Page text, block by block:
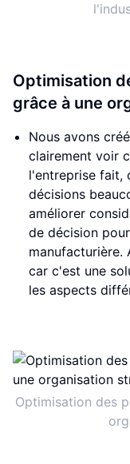
Optimisation
grâce à une
Nous avons
clairement voir
l'entreprise fait,
décisions
améliorer
de décision
manufacturière.
car c'est une
les aspects
Optimisation des